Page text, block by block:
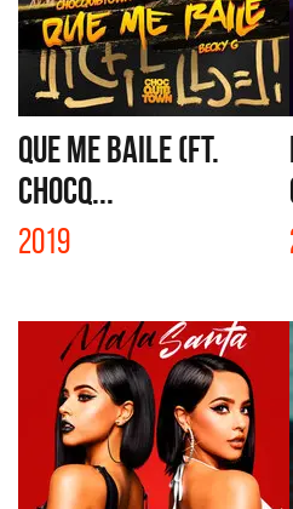
QUE ME BAILE (FT.
CHOCQ...
2019